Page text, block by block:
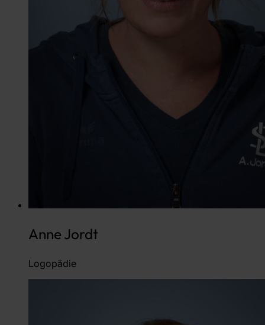
Anne Jordt
Logopädie